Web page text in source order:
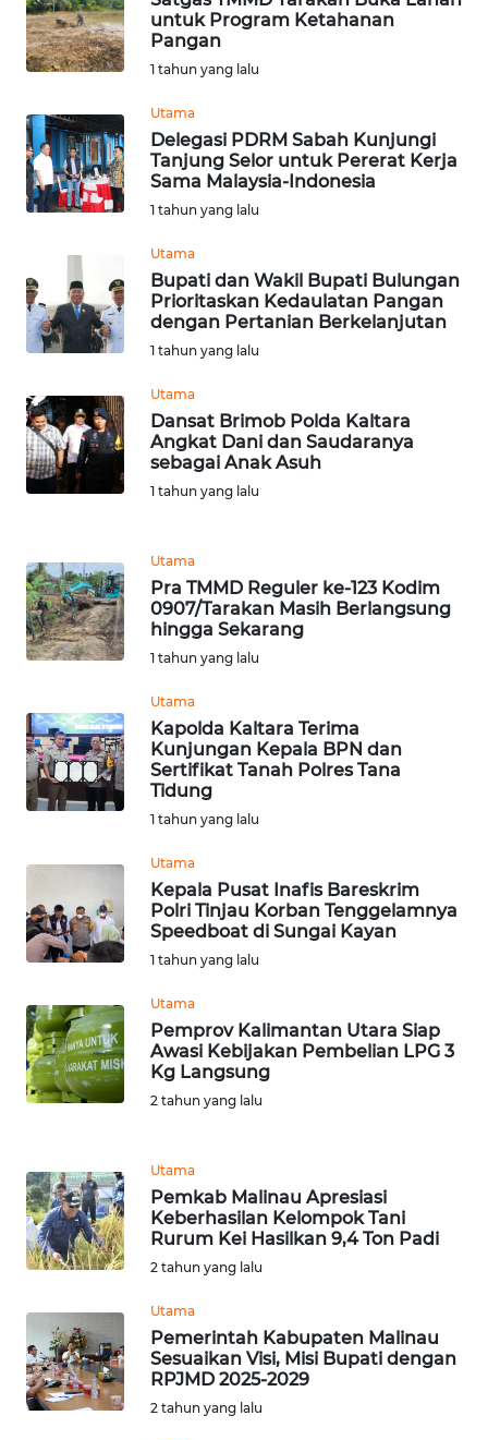
untuk Program Ketahanan
Pangan
1 tahun yang lalu
Utama
Delegasi PDRM Sabah Kunjungi
Tanjung Selor untuk Pererat Kerja
Sama Malaysia-Indonesia
1 tahun yang lalu
Utama
Bupati dan Wakil Bupati Bulungan
Prioritaskan Kedaulatan Pangan
dengan Pertanian Berkelanjutan
1 tahun yang lalu
Utama
Dansat Brimob Polda Kaltara
Angkat Dani dan Saudaranya
sebagai Anak Asuh
1 tahun yang lalu
Utama
Pra TMMD Reguler ke-123 Kodim
0907/Tarakan Masih Berlangsung
hingga Sekarang
1 tahun yang lalu
Utama
Kapolda Kaltara Terima
Kunjungan Kepala BPN dan
Sertifikat Tanah Polres Tana
Tidung
1 tahun yang lalu
Utama
Kepala Pusat Inafis Bareskrim
Polri Tinjau Korban Tenggelamnya
Speedboat di Sungai Kayan
1 tahun yang lalu
Utama
Pemprov Kalimantan Utara Siap
Awasi Kebijakan Pembelian LPG 3
Kg Langsung
2 tahun yang lalu
Utama
Pemkab Malinau Apresiasi
Keberhasilan Kelompok Tani
Rurum Kei Hasilkan 9,4 Ton Padi
2 tahun yang lalu
Utama
Pemerintah Kabupaten Malinau
Sesuaikan Visi, Misi Bupati dengan
RPJMD 2025-2029
2 tahun yang lalu
WN
DAIRI
WN
DANAU
TOBA
NIAS
WN
LANGKAT
WN
TAPANULI
SELATAN
WN
WN
KARO
WN
LABUHANBATU
TAPANULI
WN DELI
WN
TEBING
TINGGI
WN
KARAWANG
BEKASI
WN
BOGOR